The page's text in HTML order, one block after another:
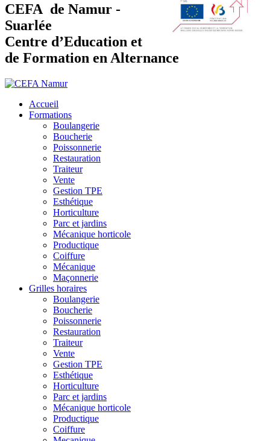
CEFA de Namur -
Suarlée
Centre d’Education et
de Formation en Alternance
Accueil
Formations
Boulangerie
Boucherie
Poissonnerie
Restauration
Traiteur
Vente
Gestion TPE
Esthétique
Horticulture
Parc et jardins
Mécanique horticole
Productique
Coiffure
Mécanique
Maçonnerie
Grilles horaires
Boulangerie
Boucherie
Poissonnerie
Restauration
Traiteur
Vente
Gestion TPE
Esthétique
Horticulture
Parc et jardins
Mécanique horticole
Productique
Coiffure